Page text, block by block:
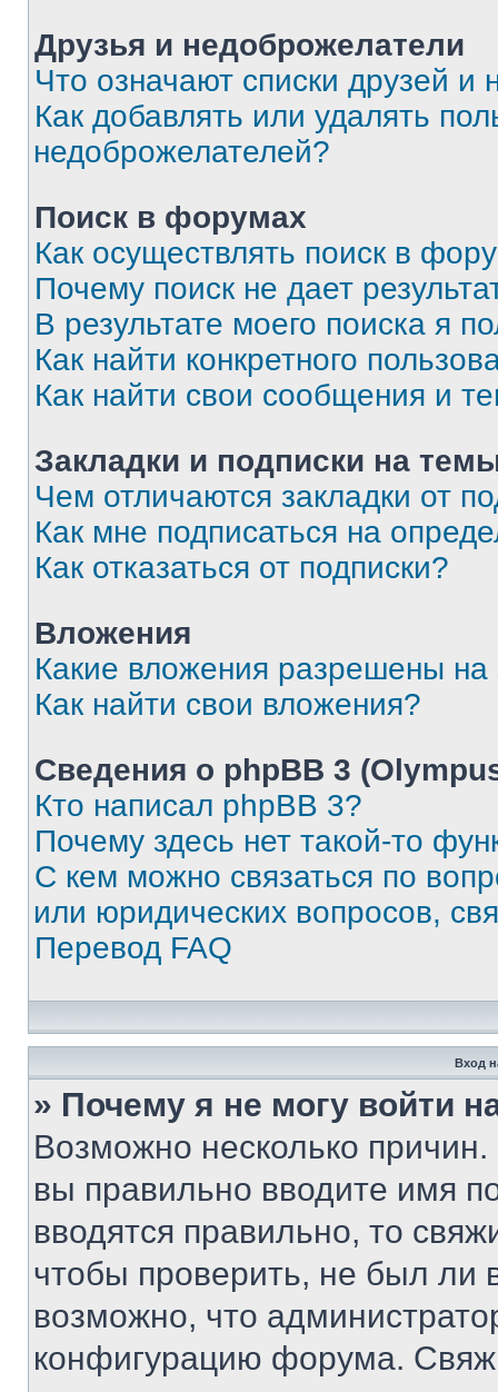
Друзья и недоброжелатели
Что означают списки друзей и
Как добавлять или удалять
недоброжелателей?
Поиск в форумах
Как осуществлять поиск в
Почему поиск не дает
В результате моего поиска я
Как найти конкретного
Как найти свои сообщения и
Закладки и подписки на
Чем отличаются закладки от
Как мне подписаться на
Как отказаться от подписки?
Вложения
Какие вложения разрешены
Как найти свои вложения?
Сведения о phpBB 3
Кто написал phpBB 3?
Почему здесь нет такой-то
С кем можно связаться по
или юридических вопросов,
Перевод FAQ
Вход
» Почему я не могу войти
Возможно несколько
вы правильно вводите имя
вводятся правильно, то
чтобы проверить, не был ли
возможно, что
конфигурацию форума.